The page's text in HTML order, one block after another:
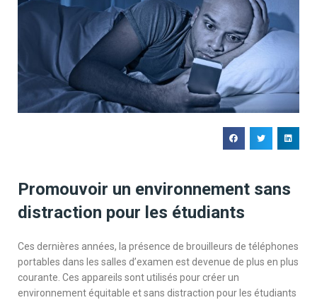
Promouvoir un environnement sans
distraction pour les étudiants
Ces dernières années, la présence de brouilleurs de téléphones
portables dans les salles d’examen est devenue de plus en plus
courante. Ces appareils sont utilisés pour créer un
environnement équitable et sans distraction pour les étudiants